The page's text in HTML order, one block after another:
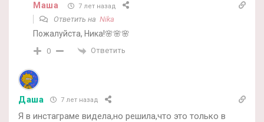
Маша 7 лет назад
Ответить на Nika
Пожалуйста, Ника!🌸🌸🌸
0 Ответить
Даша 7 лет назад
Я в инстаграме видела,но решила,что это только в